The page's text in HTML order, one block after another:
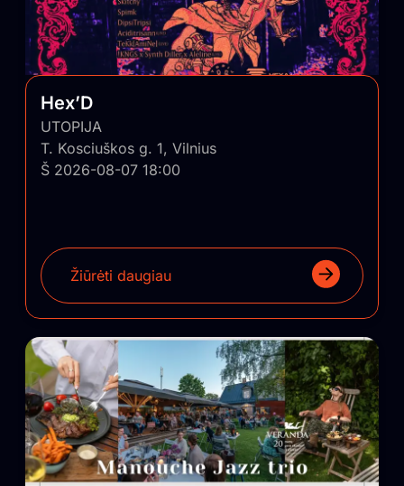
Hex’D
UTOPIJA
T. Kosciuškos g. 1, Vilnius
Š 2026-08-07 18:00
Žiūrėti daugiau